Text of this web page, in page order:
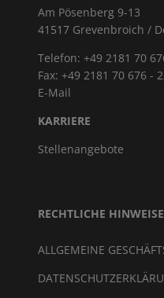
Am Pösenberg 9-13
41517 Grevenbroich /
Telefon: +49 2181 70
Fax: +49 2181 70 676 -
E-Mail
KARRIERE
Stellenangebote
RECHTLICHE HINWEISE
ALLGEMEINE